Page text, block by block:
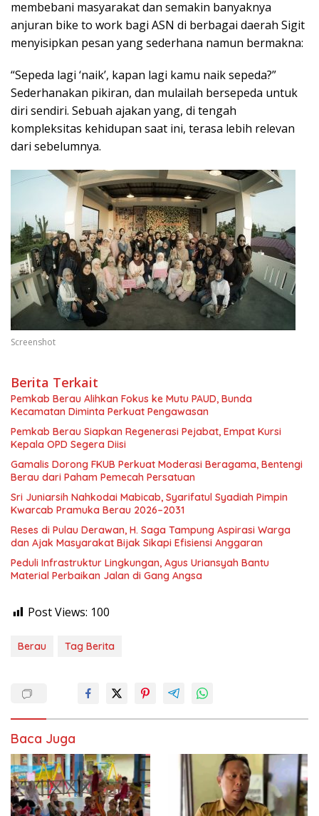
membebani masyarakat dan semakin banyaknya
anjuran bike to work bagi ASN di berbagai daerah Sigit
menyisipkan pesan yang sederhana namun bermakna:
“Sepeda lagi ‘naik’, kapan lagi kamu naik sepeda?”
Sederhanakan pikiran, dan mulailah bersepeda untuk
diri sendiri. Sebuah ajakan yang, di tengah
kompleksitas kehidupan saat ini, terasa lebih relevan
dari sebelumnya.
Screenshot
Berita Terkait
Pemkab Berau Alihkan Fokus ke Mutu PAUD, Bunda
Kecamatan Diminta Perkuat Pengawasan
Pemkab Berau Siapkan Regenerasi Pejabat, Empat Kursi
Kepala OPD Segera Diisi
Gamalis Dorong FKUB Perkuat Moderasi Beragama, Bentengi
Berau dari Paham Pemecah Persatuan
Sri Juniarsih Nahkodai Mabicab, Syarifatul Syadiah Pimpin
Kwarcab Pramuka Berau 2026–2031
Reses di Pulau Derawan, H. Saga Tampung Aspirasi Warga
dan Ajak Masyarakat Bijak Sikapi Efisiensi Anggaran
Peduli Infrastruktur Lingkungan, Agus Uriansyah Bantu
Material Perbaikan Jalan di Gang Angsa
Post Views: 100
Berau Tag Berita
Baca Juga